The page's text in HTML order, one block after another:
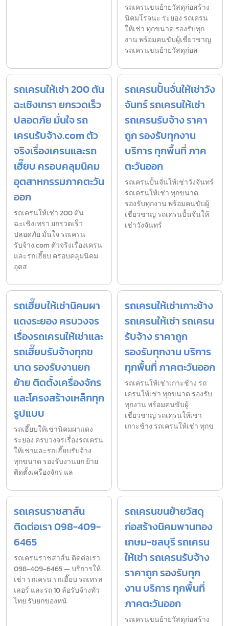
รถเครนขนย้ายวัสดุก่อสร้าง
นิคมโรจนะ ระยอง รถเครน
ให้เช่า ทุกขนาด รองรับทุก
งาน พร้อมคนขับผู้เชี่ยวชาญ
รถเครนขนย้ายวัสดุก่อส
รถเครนให้เช่า 200 ตัน
ฉะเชิงเทรา ยกรวดเร็ว
ปลอดภัย มั่นใจ รถ
เครนรับจ้าง.com ตัว
จริงเรื่องเครนและรถ
เฮี๊ยบ ครอบคลุมนิคม
อุตสาหกรรมภาคตะวัน
ออก
รถเครนให้เช่า 200 ตัน
ฉะเชิงเทรา ยกรวดเร็ว
ปลอดภัย มั่นใจ รถเครน
รับจ้าง.com ตัวจริงเรื่องเครน
และรถเฮี๊ยบ ครอบคลุมนิคม
อุตส
รถเครนปั้นจั่นให้เช่าวัง
จันทร์ รถเครนให้เช่า
รถเครนรับจ้าง ราคา
ถูก รองรับทุกงาน
บริการ ทุกพื้นที่ ภาค
ตะวันออก
รถเครนปั้นจั่นให้เช่าวังจันทร์
รถเครนให้เช่า ทุกขนาด
รองรับทุกงาน พร้อมคนขับผู้
เชี่ยวชาญ รถเครนปั้นจั่นให้
เช่าวังจันทร์
รถเฮี๊ยบให้เช่านิคมผา
แดงระยอง ครบวงจร
เรื่องรถเครนให้เช่าและ
รถเฮี๊ยบรับจ้างทุกข
นาด รองรับงานยก
ย้าย ติดตั้งเครื่องจักร
และโครงสร้างเหล็กทุก
รูปแบบ
รถเฮี๊ยบให้เช่านิคมผาแดง
ระยอง ครบวงจรเรื่องรถเครน
ให้เช่าและรถเฮี๊ยบรับจ้าง
ทุกขนาด รองรับงานยก ย้าย
ติดตั้งเครื่องจักร แล
รถเครนให้เช่าเกาะช้าง
รถเครนให้เช่า รถเครน
รับจ้าง ราคาถูก
รองรับทุกงาน บริการ
ทุกพื้นที่ ภาคตะวันออก
รถเครนให้เช่าเกาะช้าง รถ
เครนให้เช่า ทุกขนาด รองรับ
ทุกงาน พร้อมคนขับผู้
เชี่ยวชาญ รถเครนให้เช่า
เกาะช้าง รถเครนให้เช่า ทุกข
รถเครนราชสาส์น
ติดต่อเรา 098-409-
6465
รถเครนราชสาส์น ติดต่อเรา
098-409-6465 — บริการให้
เช่า รถเครน รถเฮี๊ยบ รถเทรล
เลอร์ และรถ 10 ล้อรับจ้างทั่ว
ไทย รับยกของหนั
รถเครนขนย้ายวัสดุ
ก่อสร้างนิคมพานทอง
เกษม-ชลบุรี รถเครน
ให้เช่า รถเครนรับจ้าง
ราคาถูก รองรับทุก
งาน บริการ ทุกพื้นที่
ภาคตะวันออก
รถเครนขนย้ายวัสดุก่อสร้าง